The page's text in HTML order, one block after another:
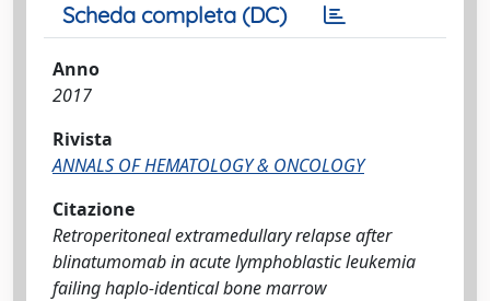
Scheda completa (DC)
Anno
2017
Rivista
ANNALS OF HEMATOLOGY & ONCOLOGY
Citazione
Retroperitoneal extramedullary relapse after
blinatumomab in acute lymphoblastic leukemia
failing haplo-identical bone marrow